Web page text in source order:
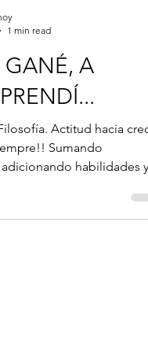
1 min read
GANÉ, A
Actitud hacia
habilidades y